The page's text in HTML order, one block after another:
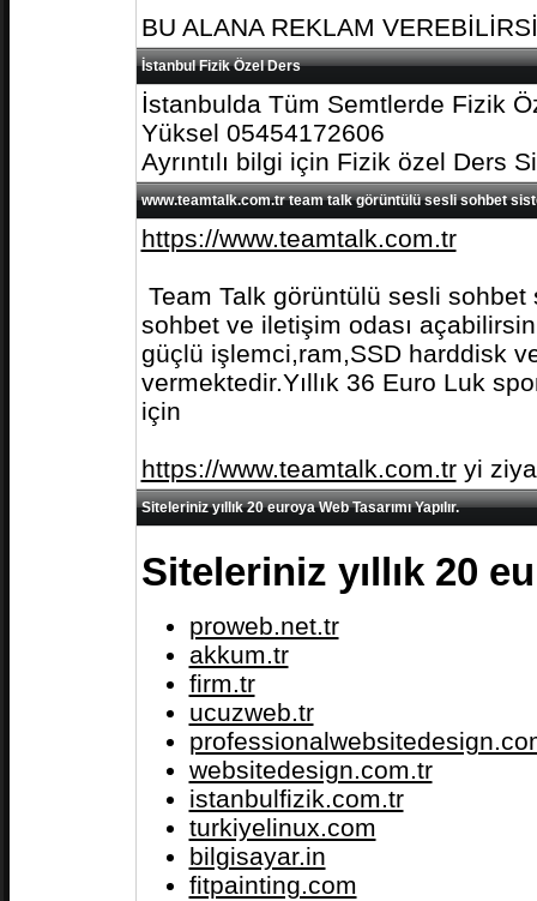
BU ALANA REKLAM
İstanbul Fizik Özel Ders
İstanbulda Tüm Semtlerde Fizik
Yüksel 05454172606
Ayrıntılı bilgi için Fizik özel Ders
www.teamtalk.com.tr team talk görüntülü sesli sohbet
https://www.teamtalk.com.tr
Team Talk görüntülü sesli
sohbet ve iletişim odası
güçlü işlemci,ram,SSD harddisk
vermektedir.Yıllık 36 Euro Luk
için
https://www.teamtalk.com.tryi
Siteleriniz yıllık 20 euroya Web Tasarımı Yapılır.
Siteleriniz yıllık 20
proweb.net.tr
akkum.tr
firm.tr
ucuzweb.tr
websitedesign.com.tr
istanbulfizik.com.tr
turkiyelinux.com
bilgisayar.in
fitpainting.com